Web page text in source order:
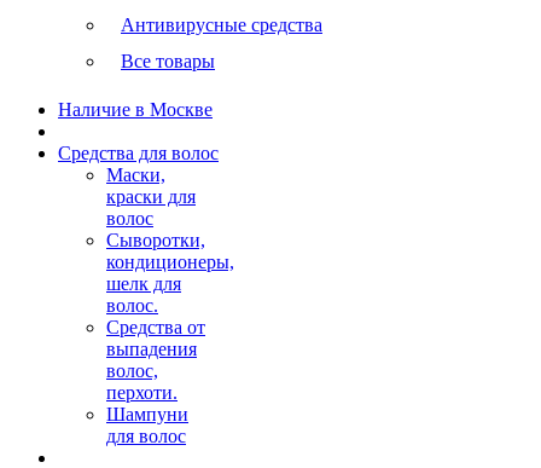
Антивирусные средства
Все товары
Наличие в Москве
Средства для волос
Маски,
краски для
волос
Сыворотки,
кондиционеры,
шелк для
волос.
Средства от
выпадения
волос,
перхоти.
Шампуни
для волос